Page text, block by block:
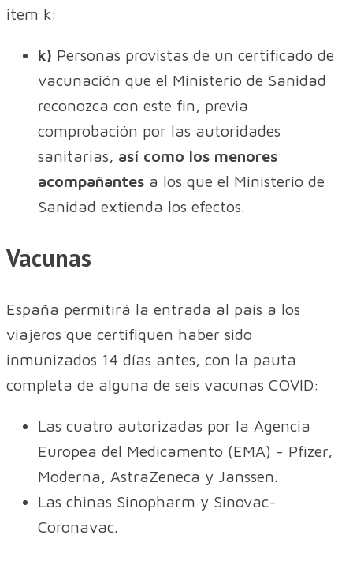
item k:
k) Personas provistas de un certificado de
vacunación que el Ministerio de Sanidad
reconozca con este fin, previa
comprobación por las autoridades
sanitarias, así como los menores
acompañantes a los que el Ministerio de
Sanidad extienda los efectos.
Vacunas
España permitirá la entrada al país a los
viajeros que certifiquen haber sido
inmunizados 14 días antes, con la pauta
completa de alguna de seis vacunas COVID:
Las cuatro autorizadas por la Agencia
Europea del Medicamento (EMA) - Pfizer,
Moderna, AstraZeneca y Janssen.
Las chinas Sinopharm y Sinovac-
Coronavac.